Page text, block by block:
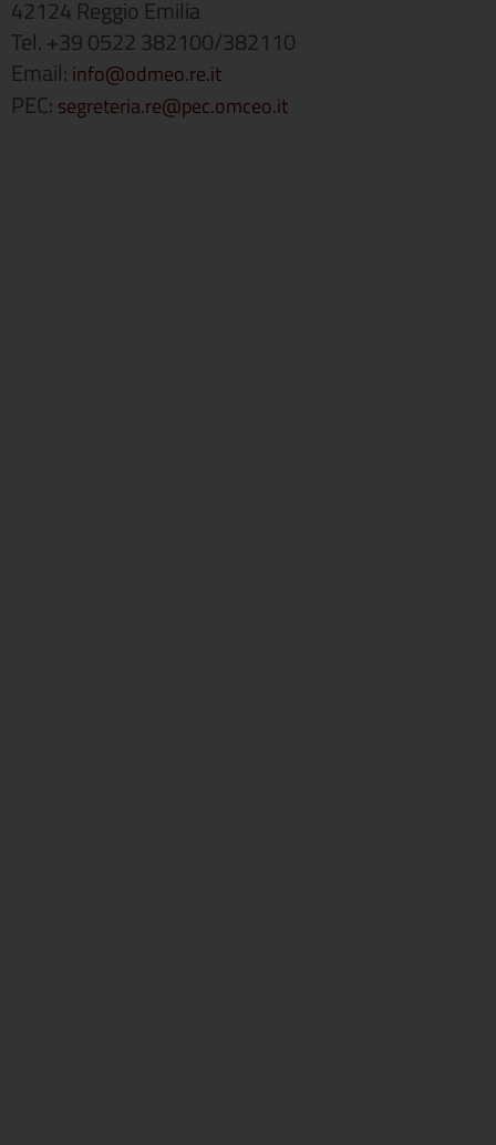
42124 Reggio Emilia
Tel. +39 0522 382100/382110
Email: info@odmeo.re.it
PEC: segreteria.re@pec.omceo.it